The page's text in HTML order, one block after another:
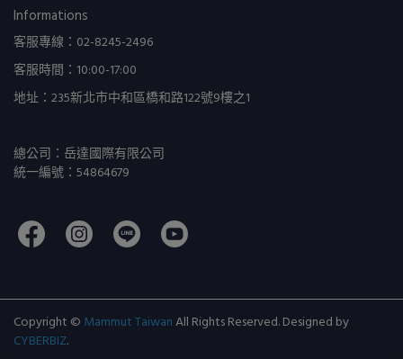
Informations
客服專線：02-8245-2496
客服時間：10:00-17:00
地址：235新北市中和區橋和路122號9樓之1
總公司：岳達國際有限公司
統一編號：54864679
Copyright © Mammut TaiwanAll Rights Reserved.Designed by
CYBERBIZ.